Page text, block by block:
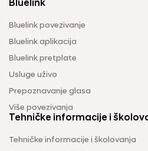
Bluelink
Bluelink povezivanje
Bluelink aplikacija
Bluelink pretplate
Usluge uživo
Prepoznavanje glasa
Više povezivanja
Tehničke informacije i
Tehničke informacije i školovanja